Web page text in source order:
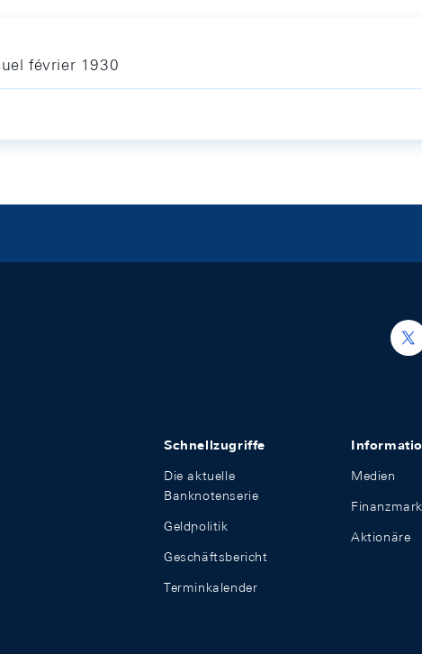
février 1930
Schnellzugriffe
Die aktuelle
Banknotenserie
Geldpolitik
Geschäftsbericht
Terminkalender
Medien
Aktionäre